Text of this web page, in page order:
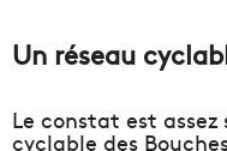
Un réseau
Le constat est
cyclable des